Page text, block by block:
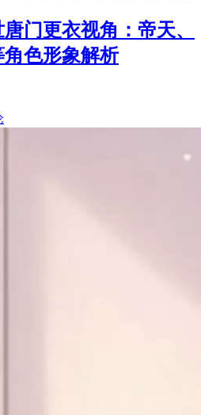
门更衣视角：帝天、
色形象解析